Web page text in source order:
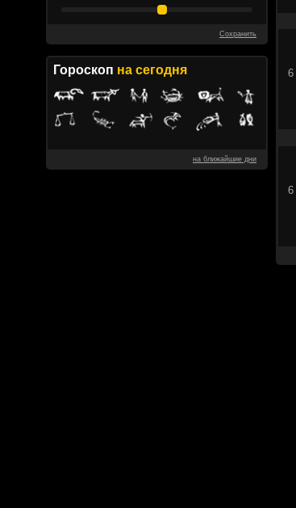
Сохранить
Гороскоп на сегодня
на ближайшие дни
6
6